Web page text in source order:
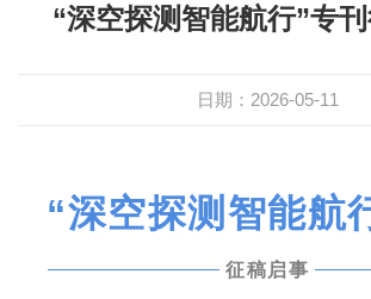
“深空探测智能航行”专
日期：2026-05-11
“深空探测智能航
征稿启事